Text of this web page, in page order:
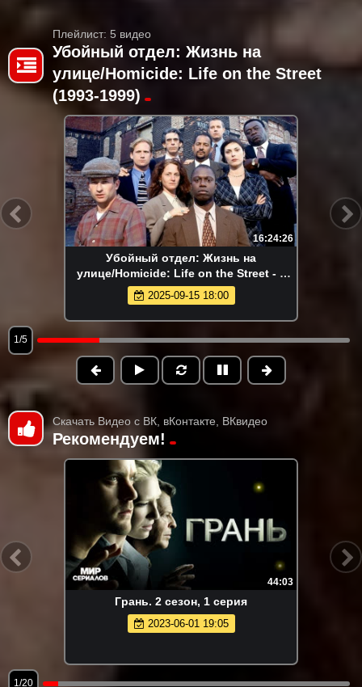
Плейлист: 5 видео
Убойный отдел: Жизнь на
улице/Homicide: Life on the Street
(1993-1999)
16:24:26
Убойный отдел: Жизнь на
улице/Homicide: Life on the Street - 5
сезон (22 серий) ❗Пятый канал
2025-09-15 18:00
1/5
Скачать Видео с ВК, вКонтакте, ВКвидео
Рекомендуем!
44:03
Гpaнь. 2 сезон, 1 серия
2023-06-01 19:05
1/20